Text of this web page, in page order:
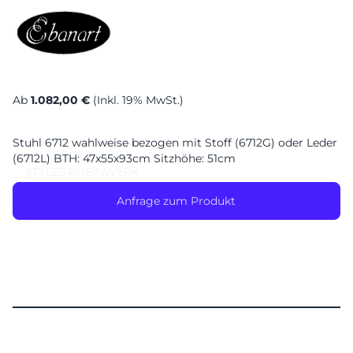
Ab 1.082,00 € (Inkl. 19% MwSt.)
Stuhl 6712 wahlweise bezogen mit Stoff (6712G) oder Leder
(6712L) BTH: 47x55x93cm Sitzhöhe: 51cm
Anfrage zum Produkt